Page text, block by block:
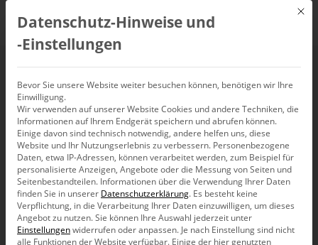
ABC der Management-
Information – Q
A-Z A B C D E F G H I J K L M
N
O P Q R S T U V W X Y Z
Mit
Datenschutz-Hinweise und
‑Einstellungen
Bevor Sie unsere Website weiter besuchen können, benötigen wir Ihre
Einwilligung.
Wir verwenden auf unserer Website Cookies und andere Techniken, die
Informationen auf Ihrem Endgerät speichern und abrufen können.
Einige davon sind technisch notwendig, andere helfen uns, diese
Website und Ihr Nutzungserlebnis zu verbessern. Personenbezogene
Daten, etwa IP-Adressen, können verarbeitet werden, zum Beispiel für
personalisierte Anzeigen, Angebote oder die Messung von Seiten und
Seitenbestandteilen. Informationen über die Verwendung Ihrer Daten
finden Sie in unserer Datenschutzerklärung. Es besteht keine
Verpflichtung, in die Verarbeitung Ihrer Daten einzuwilligen, um dieses
Angebot zu nutzen.Sie können Ihre Auswahl jederzeit unter
Einstellungenwiderrufen oder anpassen. Je nach Einstellung sind nicht
alle Funktionen der Website verfügbar. Einige der hier genutzten